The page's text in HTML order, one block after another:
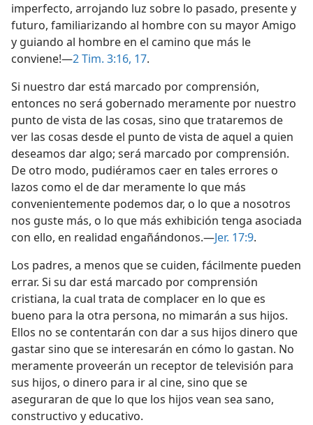
imperfecto, arrojando luz sobre lo pasado, presente y
futuro, familiarizando al hombre con su mayor Amigo
y guiando al hombre en el camino que más le
conviene!—2 Tim. 3:16, 17.
Si nuestro dar está marcado por comprensión,
entonces no será gobernado meramente por nuestro
punto de vista de las cosas, sino que trataremos de
ver las cosas desde el punto de vista de aquel a quien
deseamos dar algo; será marcado por comprensión.
De otro modo, pudiéramos caer en tales errores o
lazos como el de dar meramente lo que más
convenientemente podemos dar, o lo que a nosotros
nos guste más, o lo que más exhibición tenga asociada
con ello, en realidad engañándonos.—Jer. 17:9.
Los padres, a menos que se cuiden, fácilmente pueden
errar. Si su dar está marcado por comprensión
cristiana, la cual trata de complacer en lo que es
bueno para la otra persona, no mimarán a sus hijos.
Ellos no se contentarán con dar a sus hijos dinero que
gastar sino que se interesarán en cómo lo gastan. No
meramente proveerán un receptor de televisión para
sus hijos, o dinero para ir al cine, sino que se
aseguraran de que lo que los hijos vean sea sano,
constructivo y educativo.